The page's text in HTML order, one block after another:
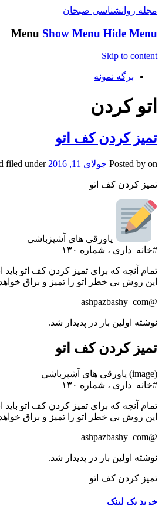
مجله روانشناسی صبحان
Menu Show Menu Hide Menu
Skip to content
برگه نمونه
اتو کردن
تمیز کردن کف اتو
Posted by on جولای 11, 2016 filed under
تمیز کردن کف اتو
پاورقی های آشپزباشی
#خانه_داری ، شماره ۱۳۰
تمام آنچه که برای تمیز کردن کف اتو
این روش بی خطر اتو را تمیز و براق
@ashpazbashy_com
نوشته اولین بار در پدیدار شد.
تمیز کردن کف اتو
(image) پاورقی های آشپزباشی
#خانه_داری ، شماره ۱۳۰
تمام آنچه که برای تمیز کردن کف اتو
این روش بی خطر اتو را تمیز و براق
@ashpazbashy_com
نوشته اولین بار در پدیدار شد.
تمیز کردن کف اتو
خرید بک لینک